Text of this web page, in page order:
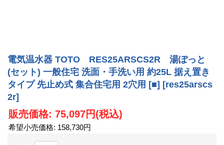
電気温水器 TOTO RES25ARSCS2R 湯ぽっと
(セット) 一般住宅 洗面・手洗い用 約25L 据え置き
タイプ 先止め式 集合住宅用 2穴用 [■] [res25arscs
2r]
販売価格: 75,097円(税込)
希望小売価格: 158,730円